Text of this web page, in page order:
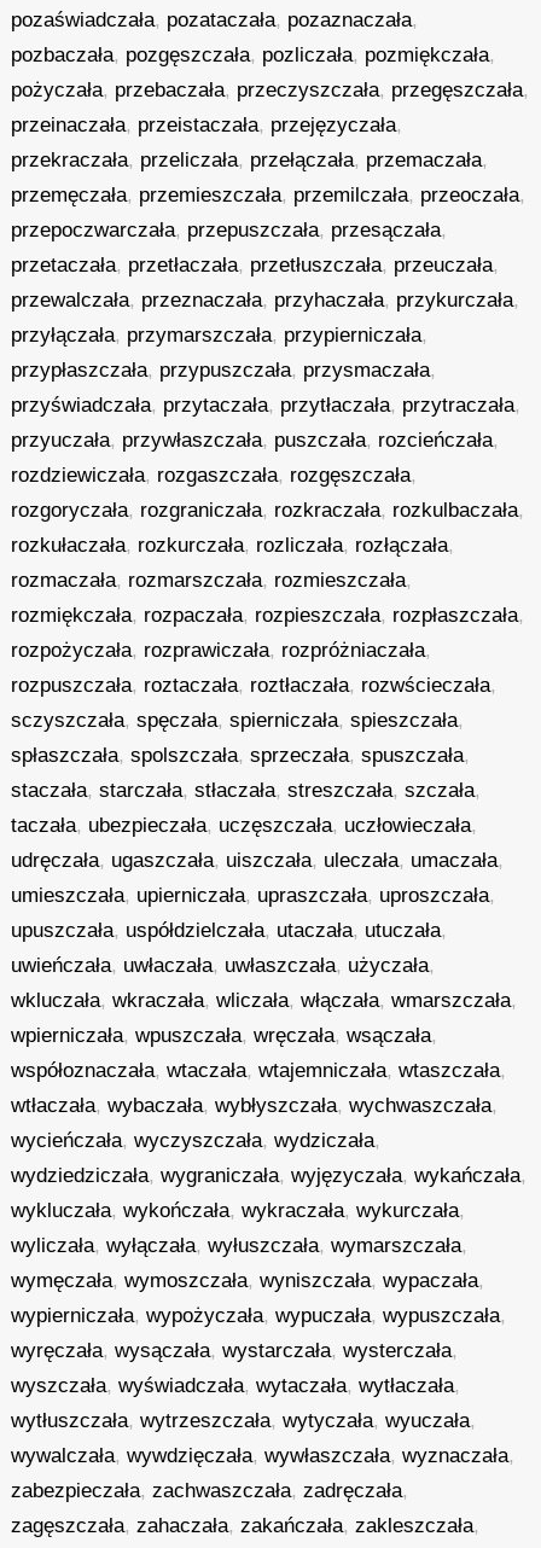
pozaświadczała, pozataczała, pozaznaczała,
pozbaczała, pozgęszczała, pozliczała, pozmiękczała,
pożyczała, przebaczała, przeczyszczała, przegęszczała,
przeinaczała, przeistaczała, przejęzyczała,
przekraczała, przeliczała, przełączała, przemaczała,
przemęczała, przemieszczała, przemilczała, przeoczała,
przepoczwarczała, przepuszczała, przesączała,
przetaczała, przetłaczała, przetłuszczała, przeuczała,
przewalczała, przeznaczała, przyhaczała, przykurczała,
przyłączała, przymarszczała, przypierniczała,
przypłaszczała, przypuszczała, przysmaczała,
przyświadczała, przytaczała, przytłaczała, przytraczała,
przyuczała, przywłaszczała, puszczała, rozcieńczała,
rozdziewiczała, rozgaszczała, rozgęszczała,
rozgoryczała, rozgraniczała, rozkraczała, rozkulbaczała,
rozkułaczała, rozkurczała, rozliczała, rozłączała,
rozmaczała, rozmarszczała, rozmieszczała,
rozmiękczała, rozpaczała, rozpieszczała, rozpłaszczała,
rozpożyczała, rozprawiczała, rozpróżniaczała,
rozpuszczała, roztaczała, roztłaczała, rozwścieczała,
sczyszczała,spęczała,spierniczała,spieszczała,
spłaszczała,spolszczała,sprzeczała,spuszczała,
staczała,starczała,stłaczała,streszczała,szczała,
taczała, ubezpieczała, uczęszczała, uczłowieczała,
udręczała, ugaszczała, uiszczała, uleczała, umaczała,
umieszczała, upierniczała, upraszczała, uproszczała,
upuszczała, uspółdzielczała, utaczała, utuczała,
uwieńczała, uwłaczała, uwłaszczała, użyczała,
wkluczała,wkraczała,wliczała,włączała,wmarszczała,
wpierniczała,wpuszczała,wręczała,wsączała,
współoznaczała,wtaczała,wtajemniczała,wtaszczała,
wtłaczała,wybaczała,wybłyszczała,wychwaszczała,
wycieńczała,wyczyszczała,wydziczała,
wydziedziczała,wygraniczała,wyjęzyczała,wykańczała,
wykluczała,wykończała,wykraczała,wykurczała,
wyliczała,wyłączała,wyłuszczała,wymarszczała,
wymęczała,wymoszczała,wyniszczała,wypaczała,
wypierniczała,wypożyczała,wypuczała,wypuszczała,
wyręczała,wysączała,wystarczała,wysterczała,
wyszczała,wyświadczała,wytaczała,wytłaczała,
wytłuszczała,wytrzeszczała,wytyczała,wyuczała,
wywalczała,wywdzięczała,wywłaszczała,wyznaczała,
zabezpieczała,zachwaszczała,zadręczała,
zagęszczała,zahaczała,zakańczała,zakleszczała,